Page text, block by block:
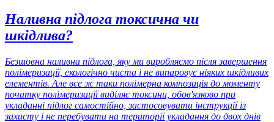
Наливна підлога токсична чи
шкідлива?
Безшовна наливна підлога, яку ми виробляємо після завершення
полімеризації, екологічно чиста і не випаровує ніяких шкідливих
елементів. Але все ж таки полімерна композиція до моменту
початку полімеризації виділяє токсини, обов'язково при
укладанні підлог самостійно, застосовувати інструкції із
захисту і не перебувати на території укладання до двох днів